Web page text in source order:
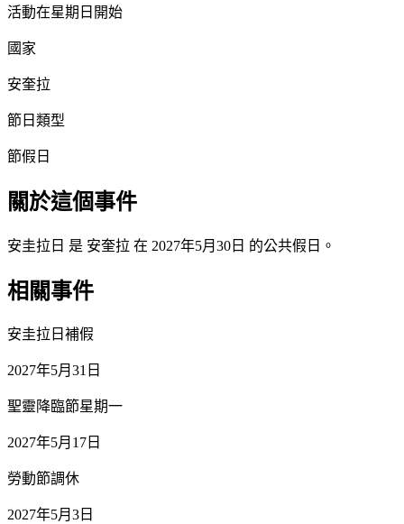
活動在星期日開始
國家
安奎拉
節日類型
節假日
關於這個事件
安圭拉日 是 安奎拉 在 2027年5月30日 的公共假日。
相關事件
安圭拉日補假
2027年5月31日
聖靈降臨節星期一
2027年5月17日
勞動節調休
2027年5月3日